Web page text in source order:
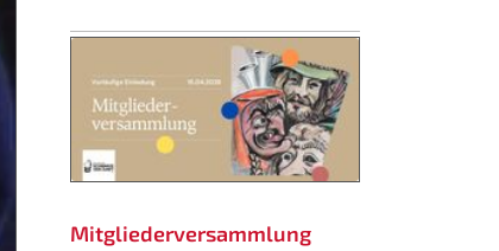
Mitgliederversammlung